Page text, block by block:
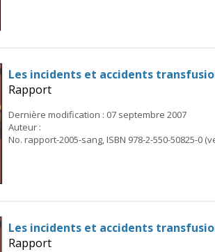
Les incidents et accidents
Rapport
Dernière modification : 07 septembre 2007
Auteur :
No. rapport-2005-sang, ISBN 978-2-550-50825-0
Les incidents et accidents
Rapport